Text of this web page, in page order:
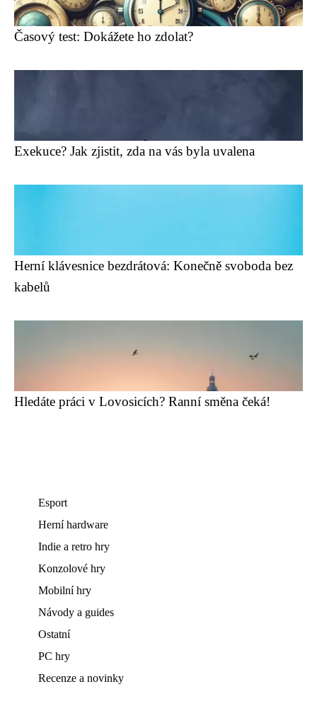
Časový test: Dokážete ho zdolat?
Exekuce? Jak zjistit, zda na vás byla uvalena
Herní klávesnice bezdrátová: Konečně svoboda bez
kabelů
Hledáte práci v Lovosicích? Ranní směna čeká!
Esport
Herní hardware
Indie a retro hry
Konzolové hry
Mobilní hry
Návody a guides
Ostatní
PC hry
Recenze a novinky